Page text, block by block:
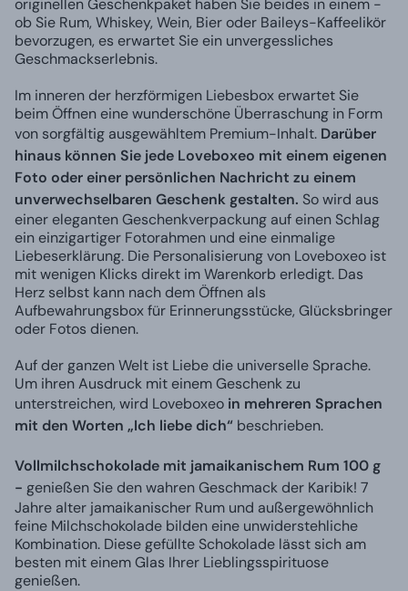
originellen Geschenkpaket haben Sie beides in einem -
ob Sie Rum, Whiskey, Wein, Bier oder Baileys-Kaffeelikör
bevorzugen, es erwartet Sie ein unvergessliches
Geschmackserlebnis.
Im inneren der herzförmigen Liebesbox erwartet Sie
beim Öffnen eine wunderschöne Überraschung in Form
von sorgfältig ausgewähltem Premium-Inhalt. Darüber
hinaus können Sie jede Loveboxeo mit einem eigenen
Foto oder einer persönlichen Nachricht zu einem
unverwechselbaren Geschenk gestalten. So wird aus
einer eleganten Geschenkverpackung auf einen Schlag
ein einzigartiger Fotorahmen und eine einmalige
Liebeserklärung. Die Personalisierung von Loveboxeo ist
mit wenigen Klicks direkt im Warenkorb erledigt. Das
Herz selbst kann nach dem Öffnen als
Aufbewahrungsbox für Erinnerungsstücke, Glücksbringer
oder Fotos dienen.
Auf der ganzen Welt ist Liebe die universelle Sprache.
Um ihren Ausdruck mit einem Geschenk zu
unterstreichen, wird Loveboxeo in mehreren Sprachen
mit den Worten „Ich liebe dich“ beschrieben.
Vollmilchschokolade mit jamaikanischem Rum 100 g
- genießen Sie den wahren Geschmack der Karibik! 7
Jahre alter jamaikanischer Rum und außergewöhnlich
feine Milchschokolade bilden eine unwiderstehliche
Kombination. Diese gefüllte Schokolade lässt sich am
besten mit einem Glas Ihrer Lieblingsspirituose
genießen.